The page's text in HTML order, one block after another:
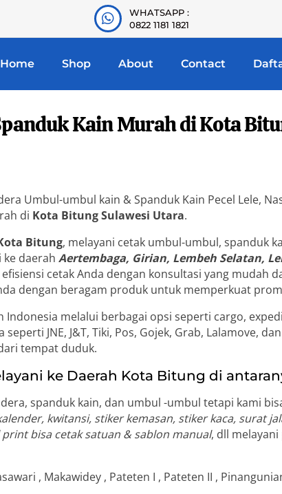
WHATSAPP :
0822 1181 1821
Home Shop About Contact
Kain Murah di Kota
Umbul-umbul kain & Spanduk Kain Pecel Lele,
di Kota BitungSulawesi Utara.
Bitung, melayani cetak umbul-umbul, spanduk
ke daerahAertembaga, Girian, Lembeh Selatan,
cetak Anda dengan konsultasi yang mudah
dengan beragam produk untuk memperkuat
melalui berbagai opsi seperti cargo,
JNE, J&T, Tiki, Pos, Gojek, Grab, Lalamove,
tempat duduk.
ke Daerah Kota Bitung di
spanduk kain, dan umbul -umbul tetapi kami
kwitansi, stiker kemasan, stiker kaca, surat
bisa cetak satuan & sablon manual, dll
, Makawidey , Pateten I , Pateten II ,